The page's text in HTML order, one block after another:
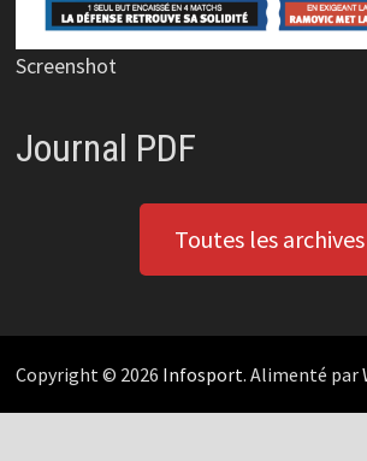
Screenshot
Journal PDF
Toutes les archives
Copyright © 2026 Infosport. Alimenté par